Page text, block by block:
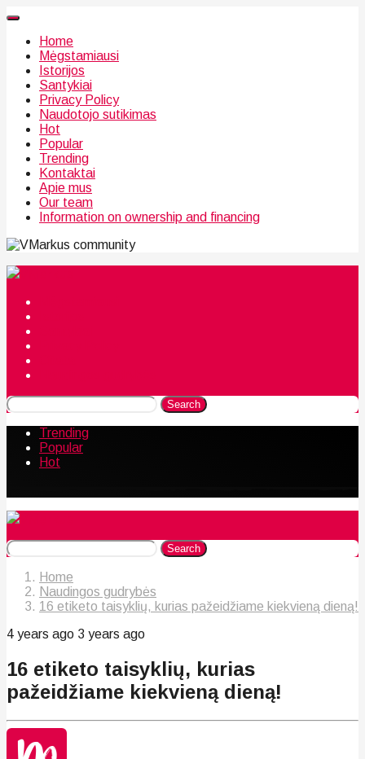
Home
Mėgstamiausi
Istorijos
Santykiai
Privacy Policy
Naudotojo sutikimas
Hot
Popular
Trending
Kontaktai
Apie mus
Our team
Information on ownership and financing
community
Search
Trending
Popular
Hot
Search
Home
Naudingos gudrybės
16 etiketo taisyklių, kurias pažeidžiame kiekvieną dieną!
4 years ago 3 years ago
16 etiketo taisyklių, kurias
pažeidžiame kiekvieną dieną!